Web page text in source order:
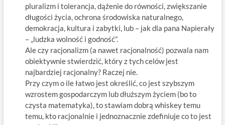
pluralizm i tolerancja, dążenie do równości, zwiększanie
długości życia, ochrona środowiska naturalnego,
demokracja, kultura i zabytki, lub – jak dla pana Napierały
– „ludzka wolność i godność”.
Ale czy racjonalizm (a nawet racjonalność) pozwala nam
obiektywnie stwierdzić, który z tych celów jest
najbardziej racjonalny? Raczej nie.
Przy czym o ile łatwo jest określić, co jest szybszym
wzrostem gospodarczym lub dłuższym życiem (bo to
czysta matematyka), to stawiam dobrą whiskey temu
temu, kto racjonalnie i jednoznacznie zdefiniuje co to jest